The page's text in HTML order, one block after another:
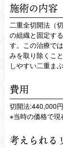
施術の内容
二重全切開法（
の組織と固定す
す。この治療で
みを取り除くこ
しやすい二重ま
費用
切開法:440,000円
※当時の価格で現
考えられる